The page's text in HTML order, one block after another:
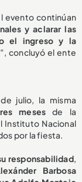
evento continúan
y aclarar las
el ingreso y la
concluyó el ente
julio, la misma
mesesde la
Instituto Nacional
por la fiesta.
responsabilidad,
Barbosa